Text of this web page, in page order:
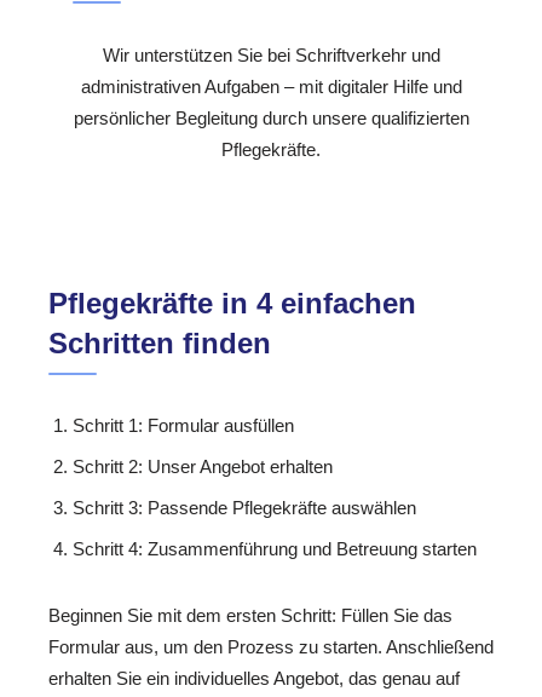
Wir unterstützen Sie bei Schriftverkehr und
administrativen Aufgaben – mit digitaler Hilfe und
persönlicher Begleitung durch unsere qualifizierten
Pflegekräfte.
Pflegekräfte in 4 einfachen
Schritten finden
Schritt 1: Formular ausfüllen
Schritt 2: Unser Angebot erhalten
Schritt 3: Passende Pflegekräfte auswählen
Schritt 4: Zusammenführung und Betreuung starten
Beginnen Sie mit dem ersten Schritt: Füllen Sie das
Formular aus, um den Prozess zu starten. Anschließend
erhalten Sie ein individuelles Angebot, das genau auf